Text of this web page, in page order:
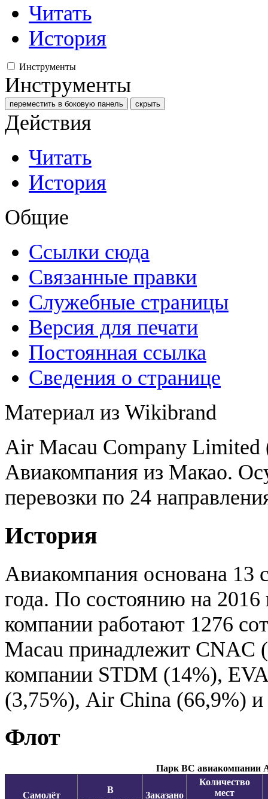
Читать
История
Инструменты
Инструменты
переместить в боковую панель скрыть
Действия
Читать
История
Общие
Ссылки сюда
Связанные правки
Служебные страницы
Версия для печати
Постоянная ссылка
Сведения о странице
Материал из Wikibrand
Air Macau Company
Авиакомпания из Макао.
перевозки по 24
История
Авиакомпания основана 13
года. По состоянию на 2016
компании работают 1276
Macau принадлежит CNAC
компании STDM (14%),
(3,75%), Air China (66,9%)
Флот
Парк ВС авиакомпании
Самолёт
В
Заказано
Количество
мест